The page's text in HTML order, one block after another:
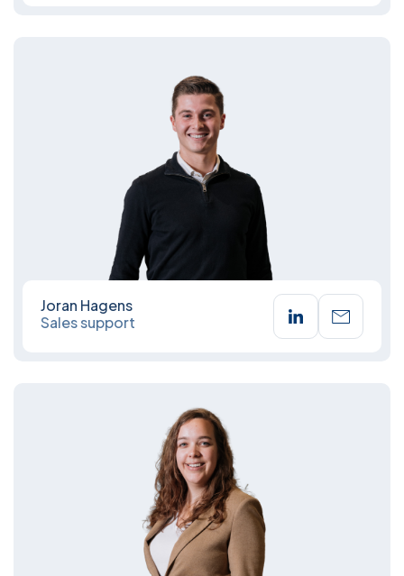
Joran Hagens
Sales support